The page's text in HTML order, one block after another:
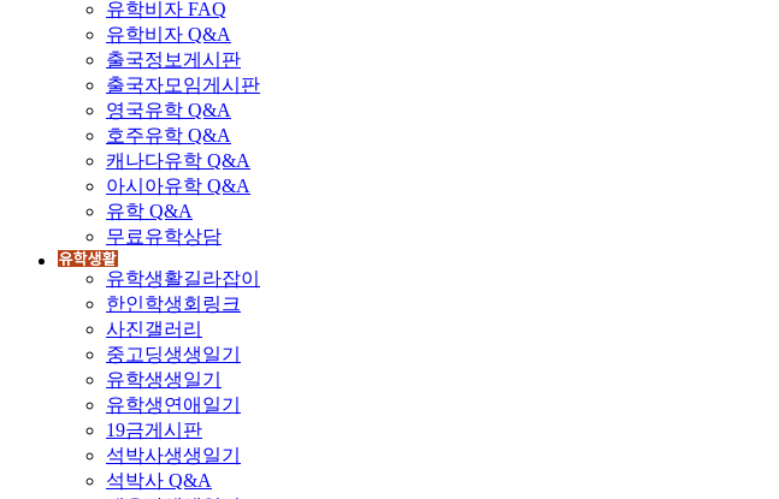
유학비자 FAQ
유학비자 Q&A
출국정보게시판
출국자모임게시판
영국유학 Q&A
호주유학 Q&A
캐나다유학 Q&A
아시아유학 Q&A
유학 Q&A
무료유학상담
유학생활길라잡이
한인학생회링크
사진갤러리
중고딩생생일기
유학생생일기
유학생연애일기
19금게시판
석박사생생일기
석박사 Q&A